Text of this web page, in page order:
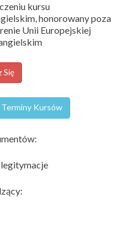
kursu
honorowany poza
Unii Europejskiej
Się
Terminy Kursów